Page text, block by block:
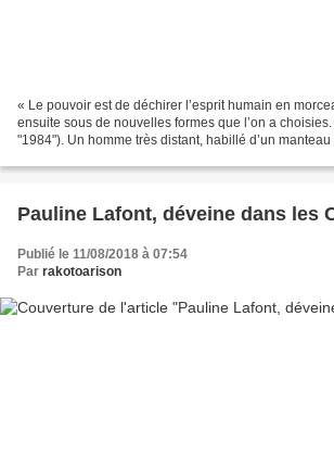
« Le pouvoir est de déchirer l’esprit humain en
ensuite sous de nouvelles formes que l’on a
"1984"). Un homme très distant, habillé d’un
Pauline Lafont, déveine dans les
Publié le 11/08/2018 à 07:54
Par rakotoarison